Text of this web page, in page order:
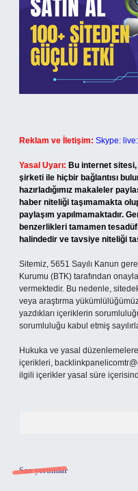
Reklam ve İletişim: Skype:
Yasal Uyarı: Bu internet
şirketi ile hiçbir bağlantısı
hazırladığımız makaleler
haber niteliği taşımamakta
paylaşım yapılmamaktadır.
benzerlikleri tamamen
halindedir ve tavsiye niteliği
Sitemiz, 5651 Sayılı Kanun
Kurumu (BTK) tarafından
vermektedir. Bu nedenle,
veya araştırma
yazdıkları içeriklerin
sorumluluğu kabul etmiş
Hukuka ve yasal
içerikleri,
ilgili içerikler yasal süre
Son yorumlar